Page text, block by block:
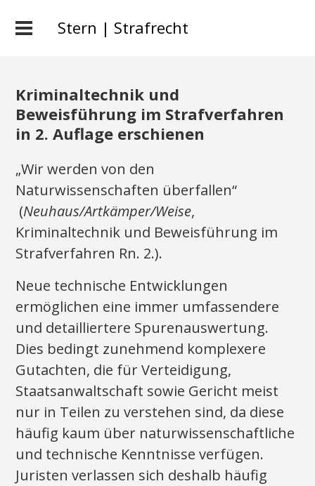
Stern | Strafrecht
Kriminaltechnik und
Beweisführung im Strafverfahren
in 2. Auflage erschienen
„Wir werden von den
Naturwissenschaften überfallen“
(Neuhaus/Artkämper/Weise,
Kriminaltechnik und Beweisführung im
Strafverfahren Rn. 2.).
Neue technische Entwicklungen
ermöglichen eine immer umfassendere
und detailliertere Spurenauswertung.
Dies bedingt zunehmend komplexere
Gutachten, die für Verteidigung,
Staatsanwaltschaft sowie Gericht meist
nur in Teilen zu verstehen sind, da diese
häufig kaum über naturwissenschaftliche
und technische Kenntnisse verfügen.
Juristen verlassen sich deshalb häufig